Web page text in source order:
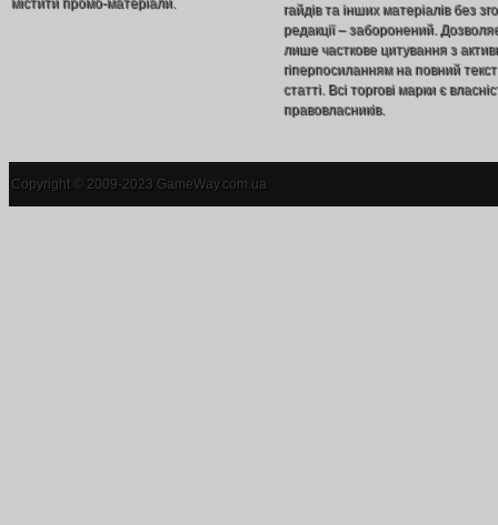
містити промо-матеріали.
гайдів та інших матеріалів без
редакції – заборонений.
лише часткове цитування з
гіперпосиланням на повний текст
статті. Всі торгові марки є
правовласників.
Copyright © 2009-2023 GameWay.com.ua